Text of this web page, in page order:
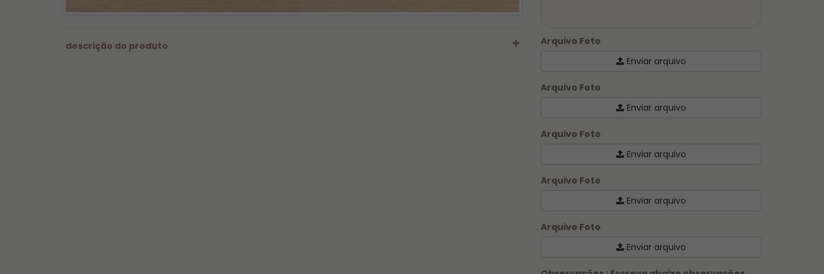
descrição do produto
Arquivo Foto
Enviar arquivo
Arquivo Foto
Enviar arquivo
Arquivo Foto
Enviar arquivo
Arquivo Foto
Enviar arquivo
Arquivo Foto
Enviar arquivo